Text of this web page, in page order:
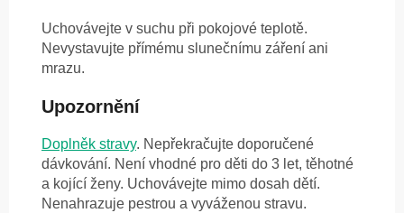
Uchovávejte v suchu při pokojové teplotě.
Nevystavujte přímému slunečnímu záření ani
mrazu.
Upozornění
Doplněk stravy. Nepřekračujte doporučené
dávkování. Není vhodné pro děti do 3 let, těhotné
a kojící ženy. Uchovávejte mimo dosah dětí.
Nenahrazuje pestrou a vyváženou stravu.